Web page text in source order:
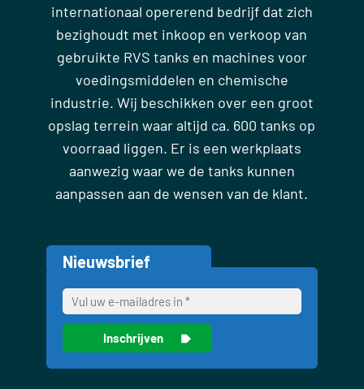
internationaal opererend bedrijf dat zich
bezighoudt met inkoop en verkoop van
gebruikte RVS tanks en machines voor
voedingsmiddelen en chemische
industrie. Wij beschikken over een groot
opslag terrein waar altijd ca. 600 tanks op
voorraad liggen. Er is een werkplaats
aanwezig waar we de tanks kunnen
aanpassen aan de wensen van de klant.
Nieuwsbrief